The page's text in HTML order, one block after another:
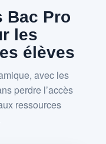
Bac Pro
les
élèves
avec les
perdre l’accès
ressources